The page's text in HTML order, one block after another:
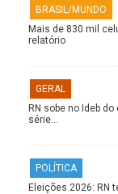
BRASIL/MUNDO
Mais de 830 mil
relatório
GERAL
RN sobe no Ideb
série…
POLÍTICA
Eleições 2026: RN